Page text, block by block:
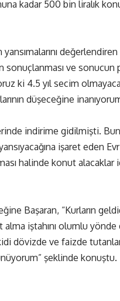
kadar 500 bin liralık
sonuçlanması ve
ki 4.5 yıl secim
düşeceğine
indirime gidilmişti.
işaret eden
halinde konut alacaklar
Başaran, “Kurların
alma iştahını olumlu
dövizde ve faizde tutanlar
şeklinde konuştu.